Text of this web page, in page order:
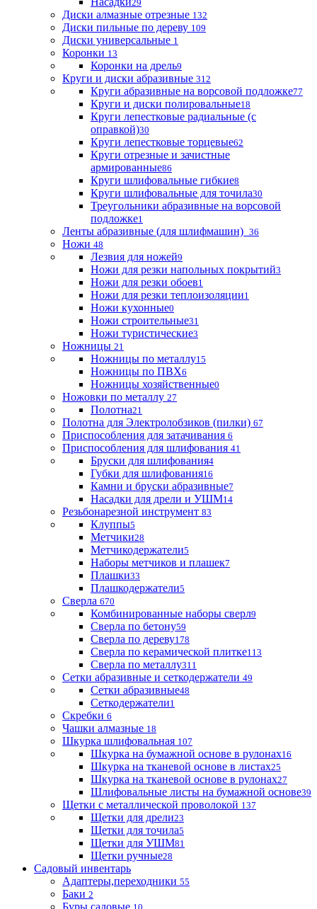
29
Диски алмазные отрезные 132
Диски пильные по дереву 109
Диски универсальные 1
Коронки 13
Коронки на дрель9
Круги и диски абразивные 312
Круги абразивные на ворсовой подложке77
Круги и диски полировальные18
Круги лепестковые радиальные (с
оправкой)30
Круги лепестковые торцевые62
Круги отрезные и зачистные
армированные86
Круги шлифовальные гибкие8
Круги шлифовальные для точила30
Треугольники абразивные на ворсовой
подложке1
Ленты абразивные (для шлифмашин) 36
Ножи 48
Лезвия для ножей9
Ножи для резки напольных покрытий3
Ножи для резки обоев1
Ножи для резки теплоизоляции1
Ножи кухонные0
Ножи строительные31
Ножи туристические3
Ножницы 21
Ножницы по металлу15
Ножницы по ПВХ6
Ножницы хозяйственные0
Ножовки по металлу 27
Полотна21
Полотна для Электролобзиков (пилки) 67
Приспособления для затачивания 6
Приспособления для шлифования 41
Бруски для шлифования4
Губки для шлифования16
Камни и бруски абразивные7
Насадки для дрели и УШМ14
Резьбонарезной инструмент 83
Клуппы5
Метчики28
Метчикодержатели5
Наборы метчиков и плашек7
Плашки33
Плашкодержатели5
Сверла 670
Комбинированные наборы сверл9
Сверла по бетону59
Сверла по дереву178
Сверла по керамической плитке113
Сверла по металлу311
Сетки абразивные и сеткодержатели 49
Сетки абразивные48
Сеткодержатели1
Скребки 6
Чашки алмазные 18
Шкурка шлифовальная 107
Шкурка на бумажной основе в рулонах16
Шкурка на тканевой основе в листах25
Шкурка на тканевой основе в рулонах27
Шлифовальные листы на бумажной основе39
Щетки с металлической проволокой 137
Щетки для дрели23
Щетки для точила5
Щетки для УШМ81
Щетки ручные28
Садовый инвентарь
Адаптеры,переходники 55
Баки 2
Буры садовые